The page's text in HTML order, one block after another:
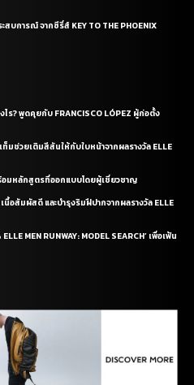
บการณ์ จากซีรี่ส์ KEY TO THE PHOENIX
ร? พูดคุยกับ FRANCISCO LÓPEZ ผู้ก่อตั้ง
ท็มช่วยเติมสีสันให้กับใบหน้าจากผลรางวัล ELLE
อมหลักสูตรที่ออกแบบโดยผู้เชี่ยวชาญ
อสัมผัสดี และบำรุงริมฝีปากจากผลรางวัล ELLE
MEN RUNWAY: MODEL SEARCH’ เพื่อเฟ้น